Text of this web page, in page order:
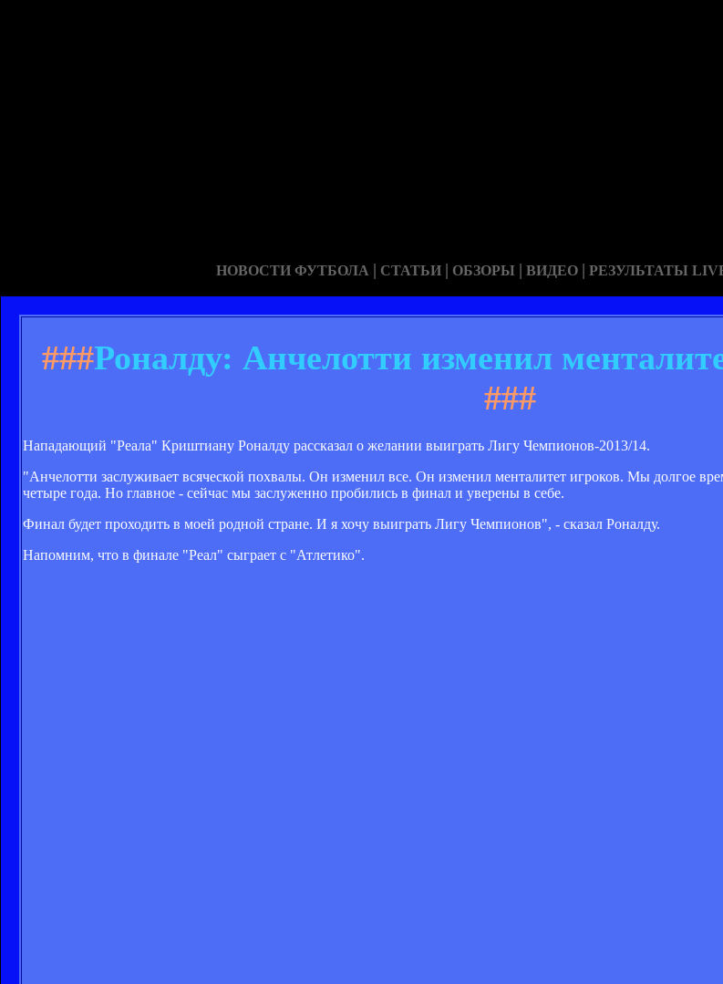
НОВОСТИ ФУТБОЛА | СТАТЬИ | ОБЗОРЫ | ВИДЕО | РЕЗУЛЬТАТЫ
###Роналду: Анчелотти изменил
###
Нападающий "Реала" Криштиану Роналду рассказал о желании выиграть Лигу Чемпионов-2013/14.
"Анчелотти заслуживает всяческой похвалы. Он изменил все. Он изменил менталитет игроков. Мы долгое
четыре года. Но главное - сейчас мы заслуженно пробились в финал и уверены в себе.
Финал будет проходить в моей родной стране. И я хочу выиграть Лигу Чемпионов", - сказал Роналду.
Напомним, что в финале "Реал" сыграет с "Атлетико".